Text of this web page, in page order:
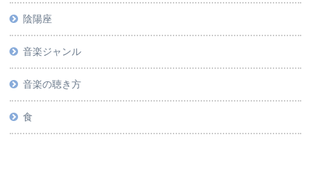
陰陽座
音楽ジャンル
音楽の聴き方
食